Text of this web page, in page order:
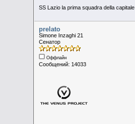
SS Lazio la prima squadra della capitale
prelato
Simone Inzaghi 21
Сенатор
Оффлайн
Сообщений: 14033